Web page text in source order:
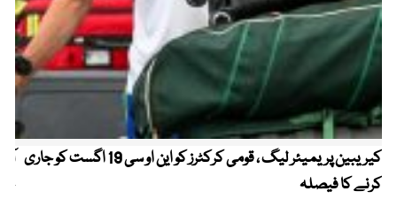
کیریبین پریمیئر لیگ ، قومی کرکٹرز کو این او سی 19 اگست کو جاری
کرنے کا فیصلہ